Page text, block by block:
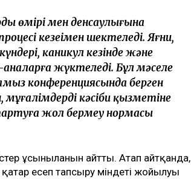
өмірі мен денсаулығына
кезеңімен шектеледі. Яғни,
каникул кезінде және
жүктеледі. Бұл мәселе
конференциясында берген
кәсіби қызметіне
жол бермеу нормасы
ұсынылғанын айтты. Атап айтқанда,
есеп тапсыру міндеті жойылуы